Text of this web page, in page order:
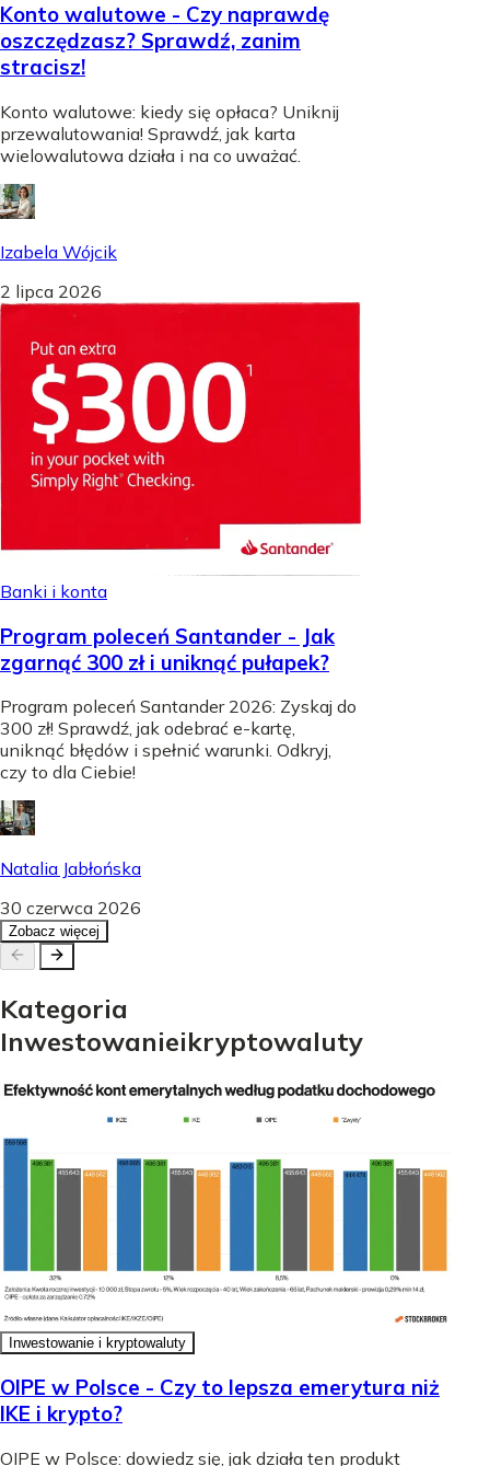
Konto walutowe - Czy naprawdę
oszczędzasz? Sprawdź, zanim
stracisz!
Konto walutowe: kiedy się opłaca? Uniknij
przewalutowania! Sprawdź, jak karta
wielowalutowa działa i na co uważać.
Izabela Wójcik
2 lipca 2026
Banki i konta
Program poleceń Santander - Jak
zgarnąć 300 zł i uniknąć pułapek?
Program poleceń Santander 2026: Zyskaj do
300 zł! Sprawdź, jak odebrać e-kartę,
uniknąć błędów i spełnić warunki. Odkryj,
czy to dla Ciebie!
Natalia Jabłońska
30 czerwca 2026
Zobacz więcej
Kategoria
Inwestowanieikryptowaluty
Inwestowanie i kryptowaluty
OIPE w Polsce - Czy to lepsza emerytura niż
IKE i krypto?
OIPE w Polsce: dowiedz się, jak działa ten produkt